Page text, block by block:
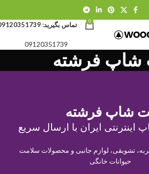
0 تماس بگیرید:
09120351739
شاپ فرشته
شاپ فرشته
اینترنتی ایران با ارسال سریع
تشویقی، لوازم جانبی و محصولات سلامت
حیوانات خانگی